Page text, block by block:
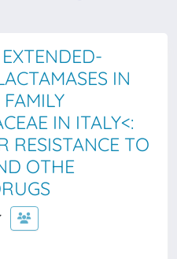
IN
IN ITALY<:
RESISTANCE TO
OTHE